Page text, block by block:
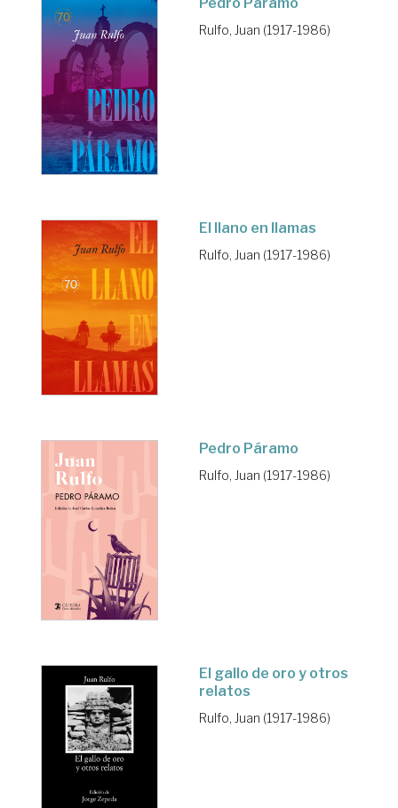
Rulfo, Juan (1917-1986)
El llano en llamas
Rulfo, Juan (1917-1986)
Pedro Páramo
Rulfo, Juan (1917-1986)
El gallo de oro y otros
relatos
Rulfo, Juan (1917-1986)